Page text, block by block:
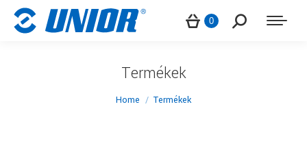
0 Search:
Termékek
You are here:
Home Termékek